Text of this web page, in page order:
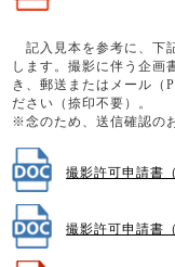
記入見本を参考に、下
します。撮影に伴う企画
き、郵送またはメール（
ださい（捺印不要）。
※念のため、送信確認の
撮影許可申請書
撮影許可申請書